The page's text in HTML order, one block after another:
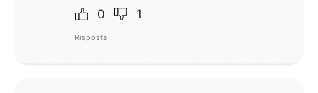
0 1
Risposta